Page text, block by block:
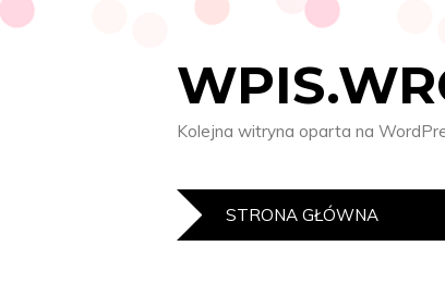
Kolejna witryna oparta na
STRONA GŁÓWNA